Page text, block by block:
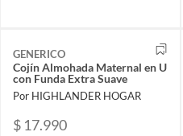
GENERICO
Cojín Almohada Maternal en U
con Funda Extra Suave
Por HIGHLANDER HOGAR
$ 17.990